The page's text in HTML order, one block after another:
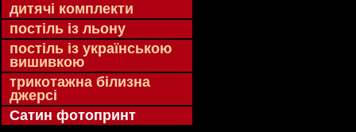
дитячі комплекти
постіль із льону
постіль із українською
вишивкою
трикотажна білизна
джерсі
Сатин фотопринт